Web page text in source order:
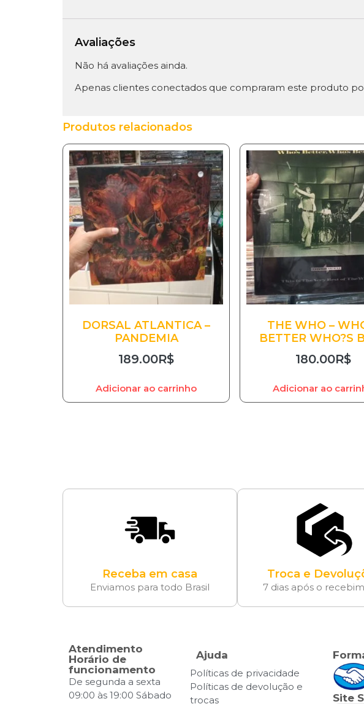
Avaliações
Não há avaliações ainda.
Apenas clientes conectados que compraram este produto
Produtos relacionados
DORSAL ATLANTICA –
PANDEMIA
189.00R$
Adicionar ao carrinho
THE WHO –
BETTER WHO?S
180.00R$
Adicionar ao
Receba em casa
Enviamos para todo Brasil
Troca e
7 dias após o
Atendimento
Horário de
funcionamento
De segunda a sexta
09:00 às 19:00 Sábado
Ajuda
Políticas de privacidade
Políticas de devolução e
trocas
Site